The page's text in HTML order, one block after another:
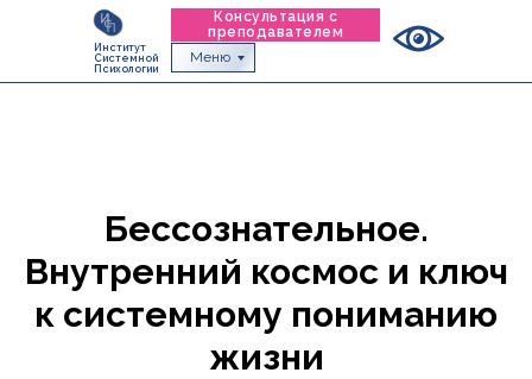
Институт
Системной
Психологии
Консультация с
преподавателем
Меню
Бессознательное.
Внутренний космос и ключ
к системному пониманию
жизни